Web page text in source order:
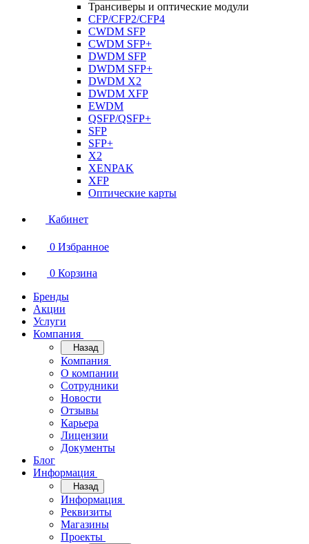
Трансиверы и оптические модули
CFP/CFP2/CFP4
CWDM SFP
CWDM SFP+
DWDM SFP
DWDM SFP+
DWDM X2
DWDM XFP
EWDM
QSFP/QSFP+
SFP
SFP+
X2
XENPAK
XFP
Оптические карты
Кабинет
0 Избранное
0 Корзина
Бренды
Акции
Услуги
Компания
Назад
Компания
О компании
Сотрудники
Новости
Отзывы
Карьера
Лицензии
Документы
Блог
Информация
Назад
Информация
Реквизиты
Магазины
Проекты